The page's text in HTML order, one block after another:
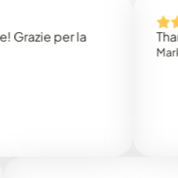
per la
Thank
Mark N.